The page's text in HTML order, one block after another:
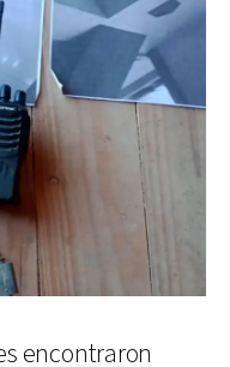
encontraron